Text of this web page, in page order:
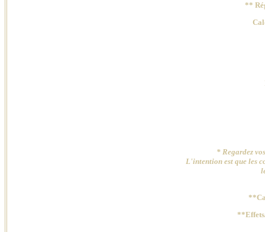
**
* Regardez
L'intention est que les